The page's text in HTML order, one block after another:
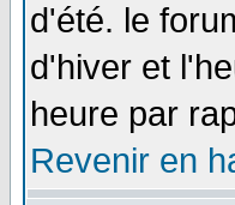
d'été. le
d'hiver et
heure par
Revenir en